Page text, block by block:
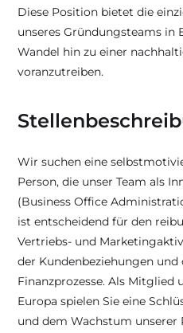
Diese Position bietet die
unseres Gründungsteams in
Wandel hin zu einer
voranzutreiben.
Wir suchen eine
Person, die unser Team als
(Business Office
ist entscheidend für den
Vertriebs- und
der Kundenbeziehungen
Finanzprozesse. Als Mitglied
Europa spielen Sie eine
und dem Wachstum unserer